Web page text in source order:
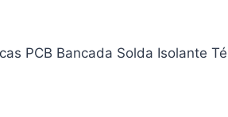
PCB Bancada Solda Isolante